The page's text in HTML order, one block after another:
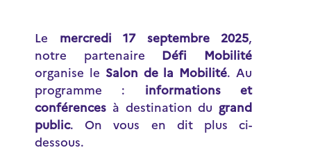
Le mercredi 17 septembre 2025,
notre partenaire Défi Mobilité
organise le Salon de la Mobilité. Au
programme : informations et
conférences à destination du grand
public. On vous en dit plus ci-
dessous.